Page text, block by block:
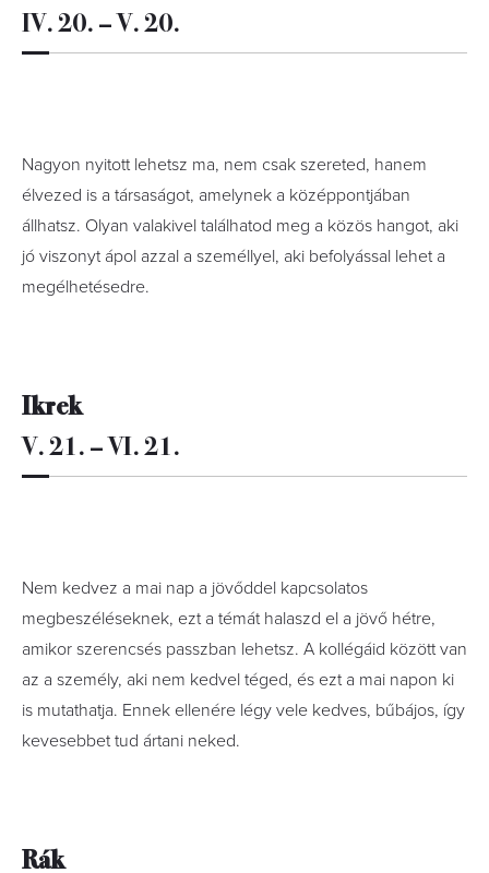
IV. 20. – V. 20.
Nagyon nyitott lehetsz ma, nem csak szereted, hanem
élvezed is a társaságot, amelynek a középpontjában
állhatsz. Olyan valakivel találhatod meg a közös hangot, aki
jó viszonyt ápol azzal a személlyel, aki befolyással lehet a
megélhetésedre.
Ikrek
V. 21. – VI. 21.
Nem kedvez a mai nap a jövőddel kapcsolatos
megbeszéléseknek, ezt a témát halaszd el a jövő hétre,
amikor szerencsés passzban lehetsz. A kollégáid között van
az a személy, aki nem kedvel téged, és ezt a mai napon ki
is mutathatja. Ennek ellenére légy vele kedves, bűbájos, így
kevesebbet tud ártani neked.
Rák